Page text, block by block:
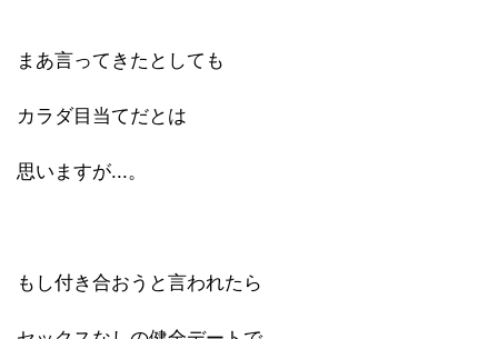
まあ言ってきたとしても
カラダ目当てだとは
思いますが...。
もし付き合おうと言われたら